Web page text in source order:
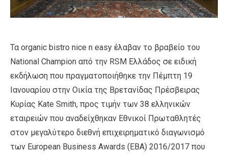
Τα organic bistro nice n easy έλαβαν το βραβείο του
National Champion από την RSΜ Ελλάδος σε ειδική
εκδήλωση που πραγματοποιήθηκε την Πέμπτη 19
Ιανουαρίου στην Οικία της Βρετανίδας Πρέσβειρας
Κυρίας Kate Smith, προς τιμήν των 38 ελληνικών
εταιρειών που αναδείχθηκαν Εθνικοί Πρωταθλητές
στον μεγαλύτερο διεθνή επιχειρηματικό διαγωνισμό
των European Business Awards (EBA) 2016/2017 που